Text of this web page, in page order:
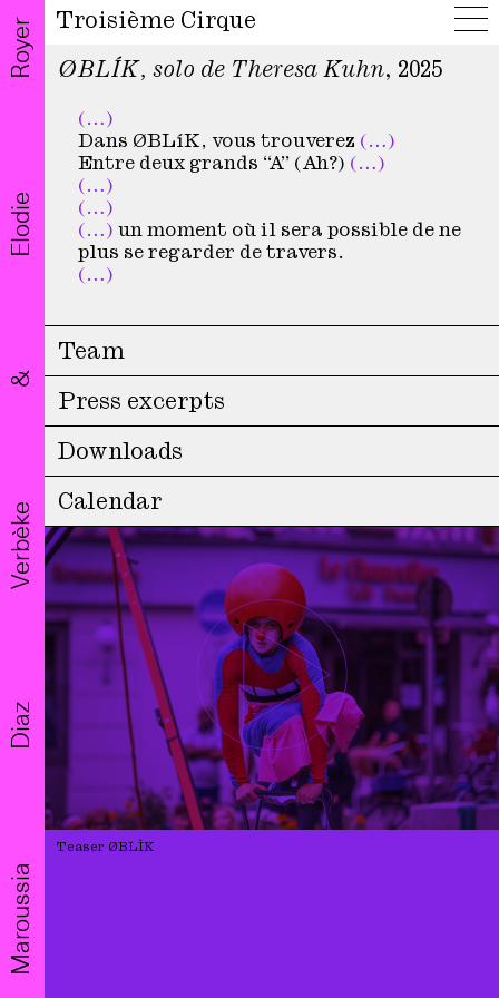
Troisième Cirque
Maroussia
Diaz
Verbèke
&
Elodie
Royer ØBLÍK, solo de Theresa Kuhn, 2025
(…)
Dans ØBLíK, vous trouverez (…)
Entre deux grands “A” (Ah?) (…)
(…)
(…)
(…) un moment où il sera possible de ne
plus se regarder de travers.
(…)
Team
Press excerpts
Downloads
Calendar
Teaser ØBLÌK